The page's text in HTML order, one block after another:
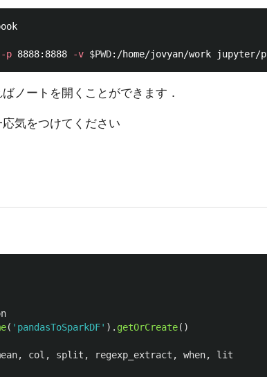
-p 8888:8888 -v $PWD
ノートを開くことができます．
気をつけてください
( ' pandasToSparkDF' ). getOrCreate()
, col , split , regexp_extract , when, lit